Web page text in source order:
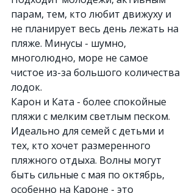
парам, тем, кто любит движуху и
не планирует весь день лежать на
пляже. Минусы - шумно,
многолюдно, море не самое
чистое из-за большого количества
лодок.
Карон и Ката - более спокойные
пляжи с мелким светлым песком.
Идеально для семей с детьми и
тех, кто хочет размеренного
пляжного отдыха. Волны могут
быть сильные с мая по октябрь,
особенно на Кароне - это